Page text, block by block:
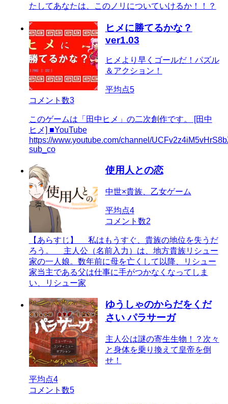
たしてあなたは、このノリについていけるか！！？
ヒメに勝てるかな？
ver1.03
ヒメより早くゴールだ！パズル
＆アクション！
平均点5
コメント数3
このゲームは「田中ヒメ」の二次創作です。 [田中
ヒメ] ■YouTube
https://www.youtube.com/channel/
sub_co
使用人との恋
中世×貴族、乙女ゲーム
平均点4
コメント数2
【あらすじ】 私はもうすぐ、貴族の地位を失うだ
ろう。 主人公（名前入力）は、地方貴族リシュー
家の一人娘。数年前に母を亡くして以降、リシュー
家当主である父は仕事に手がつかなくなってしま
い、リシュー家
ゆうしゃのからだをくだ
さい パラサーガ
主人公は謎の寄生生物！？次々
と身体を乗り換えて皇帝を倒
せ！
平均点4
コメント数5